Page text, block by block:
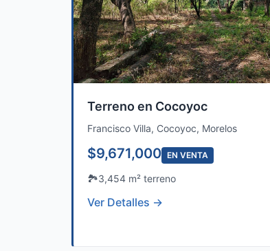
Terreno en Cocoyoc
Francisco Villa, Cocoyoc, Morelos
$9,671,000 EN VENTA
🏞️3,454 m² terreno
Ver Detalles →